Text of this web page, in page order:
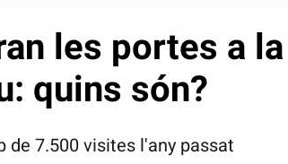
les portes a
quins són?
de 7.500 visites l'any passat